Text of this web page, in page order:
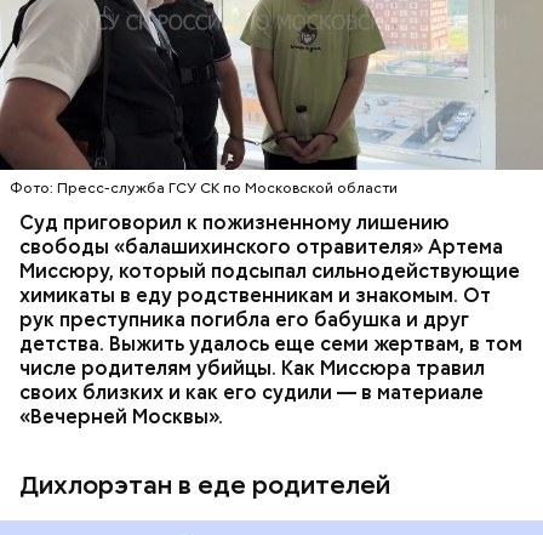
Фото: Пресс-служба ГСУ СК по Московской области
Суд приговорил к пожизненному лишению
свободы «балашихинского отравителя» Артема
Миссюру, который подсыпал сильнодействующие
химикаты в еду родственникам и знакомым. От
рук преступника погибла его бабушка и друг
детства. Выжить удалось еще семи жертвам, в том
числе родителям убийцы. Как Миссюра травил
своих близких и как его судили — в материале
«Вечерней Москвы».
Дихлорэтан в еде родителей
обратились в местную больницу с жалобами на
плохое самочувствие. Врачи не смогли поставить
им точный диагноз, после чего анализы
потерпевших направили на экспертизу. В них
специалисты обнаружили сильнодействующий
химикат дихлорэтан, который не мог попасть в
организм супругов случайно. То же самое вещество
нашли в еде, изъятой из квартиры пострадавших.
Видео: пресс-служба ГСУ СК по Московской области
ОТРАВЛЕНИЯ БАЛАШИХА
РОДИТЕЛИ
СЛЕДСТВЕННЫЙ КОМИТЕТ
ЭКСПЕРТИЗЫ